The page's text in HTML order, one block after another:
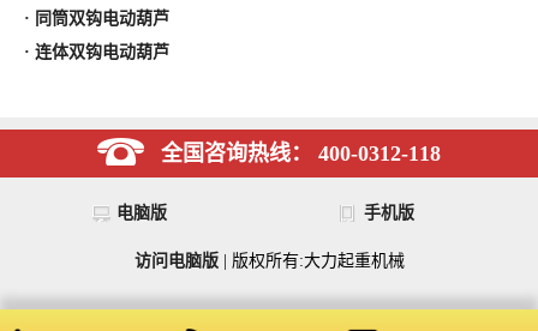
· 同筒双钩电动葫芦
· 连体双钩电动葫芦
全国咨询热线： 400-0312-118
电脑版 手机版
访问电脑版| 版权所有:大力起重机械